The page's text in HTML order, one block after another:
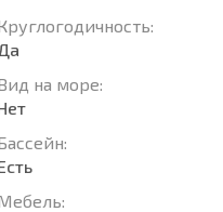
Да
на море: